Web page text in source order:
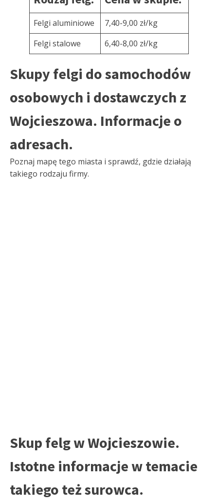
Felgi aluminiowe
7,40-9,00 zł/kg
Felgi stalowe
6,40-8,00 zł/kg
Skupy felgi do samochodów
osobowych i dostawczych z
Wojcieszowa. Informacje o
adresach.
Poznaj mapę tego miasta i sprawdź, gdzie działają
takiego rodzaju firmy.
Skup felg w Wojcieszowie.
Istotne informacje w temacie
takiego też surowca.